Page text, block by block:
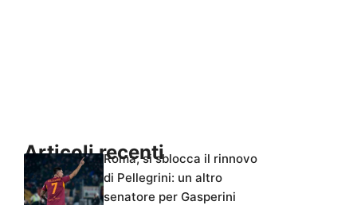
Articoli recentiRoma, si sblocca il rinnovo
di Pellegrini: un altro
senatore per Gasperini